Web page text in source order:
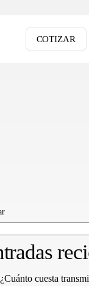
COTIZAR
¿Cuánto cuesta